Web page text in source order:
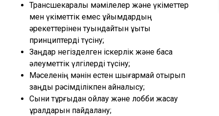
Трансшекаралық мәмілелер және үкіметтер
мен үкіметтік емес ұйымдардың
әрекеттерінен туындайтын құқықтық
принциптерді түсіну;
Заңдар негізделген іскерлік және басқа
әлеуметтік үлгілерді түсіну;
Мәселенің мәнін естен шығармай отырып
заңды рәсімділікпен айналысу;
Сыни тұрғыдан ойлау және лобби жасау
құралдарын пайдалану;